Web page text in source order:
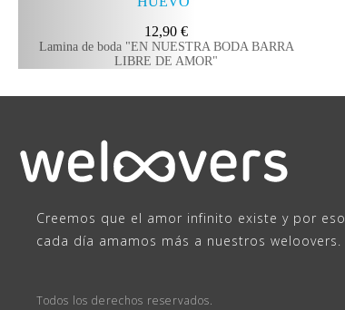
12,90 €
Lamina de boda "EN NUESTRA BODA BARRA
LIBRE DE AMOR"
Creemos que el amor infinito existe y por eso
cada día amamos más a nuestros weloovers.
Todos los derechos reservados.